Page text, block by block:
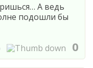
А ведь
подошли бы
0